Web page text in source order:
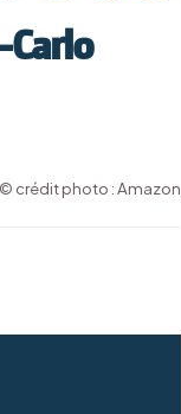
© crédit photo : Amazon